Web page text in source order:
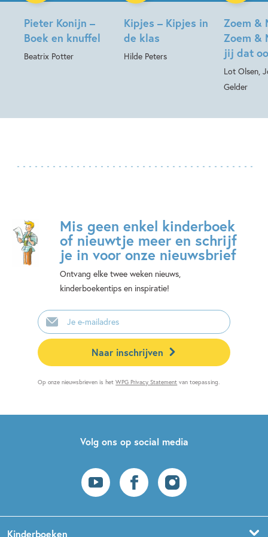
Pieter Konijn –
Boek en knuffel
Beatrix Potter
Kipjes – Kipjes in
de klas
Hilde Peters
Zoem &
Zoem &
jij dat
Lot Olsen,
Gelder
Mis geen enkel kinderboek
of nieuwtje meer en schrijf
je in voor onze nieuwsbrief
Ontvang elke twee weken nieuws,
kinderboekentips en inspiratie!
E-
mailadres
Naar inschrijven
Op onze nieuwsbrieven is hetWPG Privacy Statement van toepassing.
Volg ons op social media
Kinderboeken